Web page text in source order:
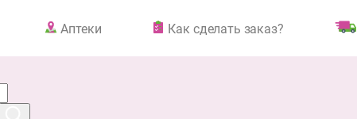
Аптеки Как сделать заказ?